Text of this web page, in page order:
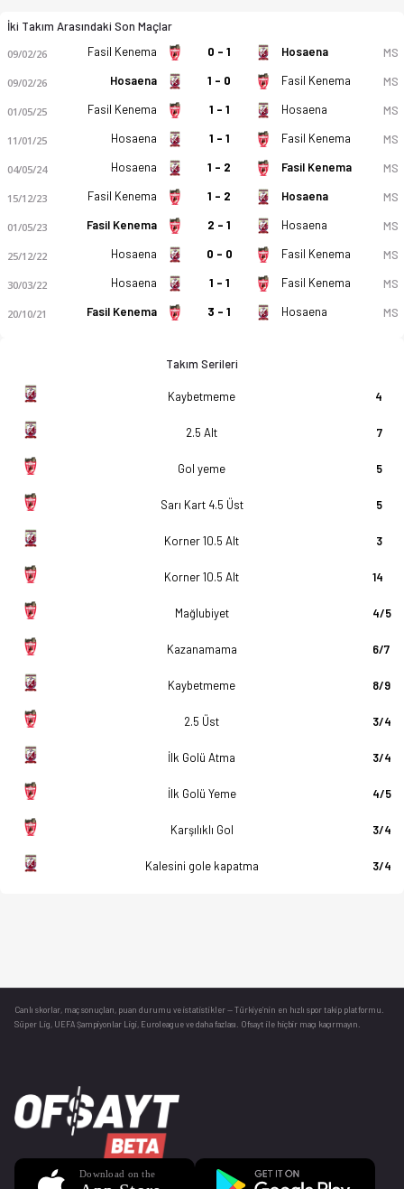
İki Takım Arasındaki Son Maçlar
09/02/26 Fasil Kenema 0 - 1 Hosaena MS
09/02/26 Hosaena 1 - 0 Fasil Kenema MS
01/05/25 Fasil Kenema 1 - 1 Hosaena MS
11/01/25 Hosaena 1 - 1 Fasil Kenema MS
04/05/24 Hosaena 1 - 2 Fasil Kenema MS
15/12/23 Fasil Kenema 1 - 2 Hosaena MS
01/05/23 Fasil Kenema 2 - 1 Hosaena MS
25/12/22 Hosaena 0 - 0 Fasil Kenema MS
30/03/22 Hosaena 1 - 1 Fasil Kenema MS
20/10/21 Fasil Kenema 3 - 1 Hosaena MS
Takım Serileri
Kaybetmeme 4
2.5 Alt 7
Gol yeme 5
Sarı Kart 4.5 Üst 5
Korner 10.5 Alt 3
Korner 10.5 Alt 14
Mağlubiyet 4/5
Kazanamama 6/7
Kaybetmeme 8/9
2.5 Üst 3/4
İlk Golü Atma 3/4
İlk Golü Yeme 4/5
Karşılıklı Gol 3/4
Kalesini gole kapatma 3/4
Canlı skorlar , maç sonuçları, puan durumu ve istatistikler — Türkiye’nin en hızlı spor takip platformu.
Süper Lig, UEFA Şampiyonlar Ligi, Euroleague ve daha fazlası. Ofsayt ile hiçbir maçı kaçırmayın.